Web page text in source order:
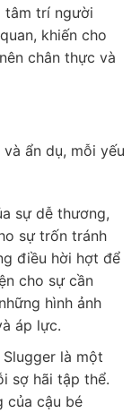
tâm trí người
khiến cho
chân thực và
ẩn dụ, mỗi yếu
sự dễ thương,
sự trốn tránh
điều hời hợt để
cho sự cần
hình ảnh
áp lực.
Slugger là một
sợ hãi tập thể.
của cậu bé